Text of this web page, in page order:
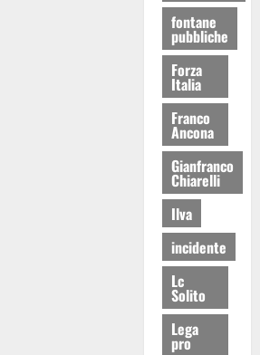
fontane
pubbliche
Forza
Italia
Franco
Ancona
Gianfranco
Chiarelli
Ilva
incidente
Lc
Solito
Lega
pro